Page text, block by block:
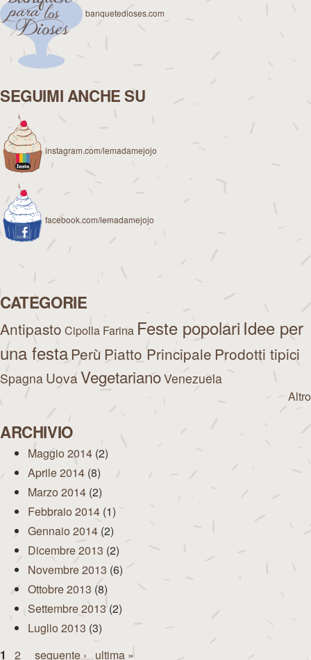
banquetedioses.com
SEGUIMI ANCHE SU
instagram.com/lemadamejojo
facebook.com/lemadamejojo
CATEGORIE
Antipasto Cipolla Farina Feste popolari Idee per
una festa Perù Piatto Principale Prodotti tipici
Spagna UovaVegetarianoVenezuela
Altro
ARCHIVIO
Maggio 2014 (2)
Aprile 2014 (8)
Marzo 2014 (2)
Febbraio 2014 (1)
Gennaio 2014 (2)
Dicembre 2013 (2)
Novembre 2013 (6)
Ottobre 2013 (8)
Settembre 2013 (2)
Luglio 2013 (3)
1 2 seguente › ultima »